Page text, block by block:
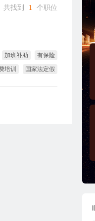
共找到 1 个职位
加班补助
有保险
培训
国家法定假